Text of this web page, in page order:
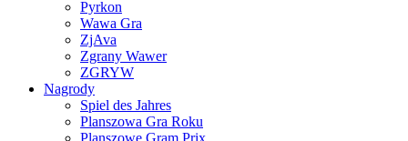
Pyrkon
Wawa Gra
ZjAva
Zgrany Wawer
ZGRYW
Nagrody
Spiel des Jahres
Planszowa Gra Roku
Planszowe Gram Prix